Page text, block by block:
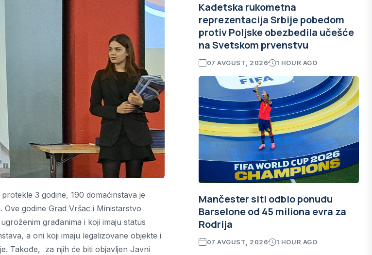
3 godine, 190 domaćinstava je
godine Grad Vršac i Ministarstvo
građanima i koji imaju status
a oni koji imaju legalizovane objekte i
Takođe, za njih će biti objavljen Javni
Kadetska rukometna
reprezentacija Srbije pobedom
protiv Poljske obezbedila učešće
na Svetskom prvenstvu
07 AVGUST, 2026 1 HOUR AGO
Mančester siti odbio ponudu
Barselone od 45 miliona evra za
Rodrija
07 AVGUST, 2026 1 HOUR AGO